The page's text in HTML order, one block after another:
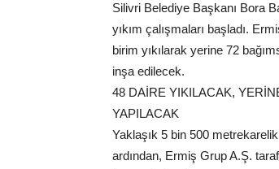
Silivri Belediye Başkanı Bora
yıkım çalışmaları başladı.
birim yıkılarak yerine 72
inşa edilecek.
48 DAİRE YIKILACAK,
YAPILACAK
Yaklaşık 5 bin 500
ardından, Ermiş Grup A.Ş.